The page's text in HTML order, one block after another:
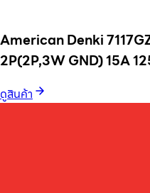
American Denki
2P(2P,3W GND) 15A
ดูสินค้า